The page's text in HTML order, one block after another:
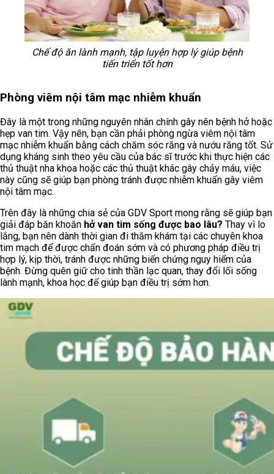
Chế độ ăn lành mạnh, tập luyện hợp lý giúp bệnh
tiến triển tốt hơn
Phòng viêm nội tâm mạc nhiễm khuẩn
Đây là một trong những nguyên nhân chính gây nên bệnh hở hoặc
hẹp van tim. Vậy nên, bạn cần phải phòng ngừa viêm nội tâm
mạc nhiễm khuẩn bằng cách chăm sóc răng và nướu răng tốt. Sử
dụng kháng sinh theo yêu cầu của bác sĩ trước khi thực hiện các
thủ thuật nha khoa hoặc các thủ thuật khác gây chảy máu, việc
này cũng sẽ giúp bạn phòng tránh được nhiễm khuẩn gây viêm
nội tâm mạc.
Trên đây là những chia sẻ của GDV Sport mong rằng sẽ giúp bạn
giải đáp băn khoăn hở van tim sống được bao lâu? Thay vì lo
lắng, bạn nên dành thời gian đi thăm khám tại các chuyên khoa
tim mạch để được chẩn đoán sớm và có phương pháp điều trị
hợp lý, kịp thời, tránh được những biến chứng nguy hiểm của
bệnh. Đừng quên giữ cho tinh thần lạc quan, thay đổi lối sống
lành mạnh, khoa học để giúp bạn điều trị sớm hơn.